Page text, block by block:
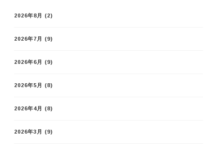
2026年8月 (2)
2026年7月 (9)
2026年6月 (9)
2026年5月 (8)
2026年4月 (8)
2026年3月 (9)